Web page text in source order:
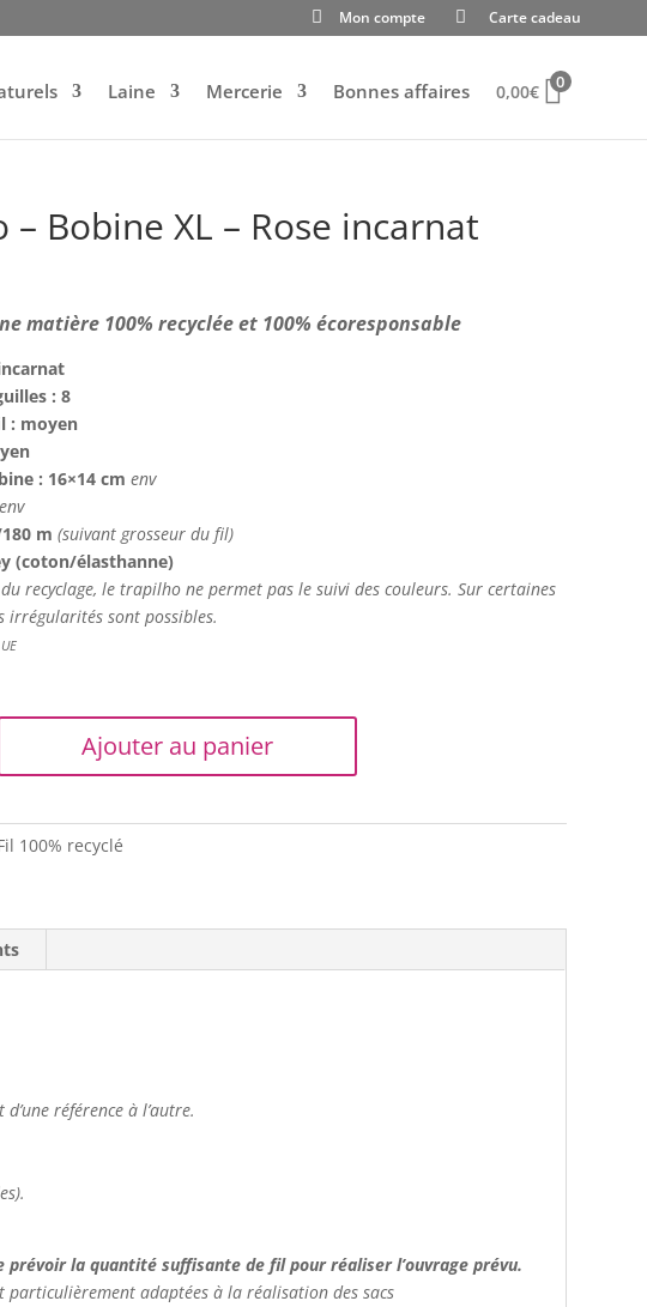
Carte cadeau
Mon compte
Laine Mercerie Bonnes affaires 0,00€ 0
– Bobine XL – Rose incarnat
matière 100% recyclée et 100% écoresponsable
: 8
: moyen
: 16×14 cmenv
env
180 m(suivant grosseur du fil)
(coton/élasthanne)
recyclage, le trapilho ne permet pas le suivi des couleurs. Sur certaines
irrégularités sont possibles.
Ajouter au panier
100% recyclé
référence à l’autre.
la quantité suffisante de fil pour réaliser l’ouvrage prévu.
particulièrement adaptées à la réalisation des sacs